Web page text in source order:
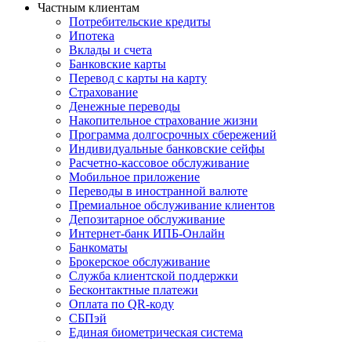
Частным клиентам
Потребительские кредиты
Ипотека
Вклады и счета
Банковские карты
Перевод с карты на карту
Страхование
Денежные переводы
Накопительное страхование жизни
Программа долгосрочных сбережений
Индивидуальные банковские сейфы
Расчетно-кассовое обслуживание
Мобильное приложение
Переводы в иностранной валюте
Премиальное обслуживание клиентов
Депозитарное обслуживание
Интернет-банк ИПБ-Онлайн
Банкоматы
Брокерское обслуживание
Служба клиентской поддержки
Бесконтактные платежи
Оплата по QR-коду
СБПэй
Единая биометрическая система